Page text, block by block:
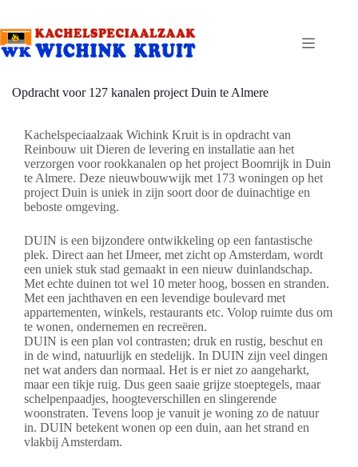
de
inhoud
Opdracht voor 127 kanalen project Duin te Almere
Kachelspeciaalzaak Wichink Kruit is in opdracht van
Reinbouw uit Dieren de levering en installatie aan het
verzorgen voor rookkanalen op het project Boomrijk in Duin
te Almere. Deze nieuwbouwwijk met 173 woningen op het
project Duin is uniek in zijn soort door de duinachtige en
beboste omgeving.
DUIN is een bijzondere ontwikkeling op een fantastische
plek. Direct aan het IJmeer, met zicht op Amsterdam, wordt
een uniek stuk stad gemaakt in een nieuw duinlandschap.
Met echte duinen tot wel 10 meter hoog, bossen en stranden.
Met een jachthaven en een levendige boulevard met
appartementen, winkels, restaurants etc. Volop ruimte dus om
te wonen, ondernemen en recreëren.
DUIN is een plan vol contrasten; druk en rustig, beschut en
in de wind, natuurlijk en stedelijk. In DUIN zijn veel dingen
net wat anders dan normaal. Het is er niet zo aangeharkt,
maar een tikje ruig. Dus geen saaie grijze stoeptegels, maar
schelpenpaadjes, hoogteverschillen en slingerende
woonstraten. Tevens loop je vanuit je woning zo de natuur
in. DUIN betekent wonen op een duin, aan het strand en
vlakbij Amsterdam.